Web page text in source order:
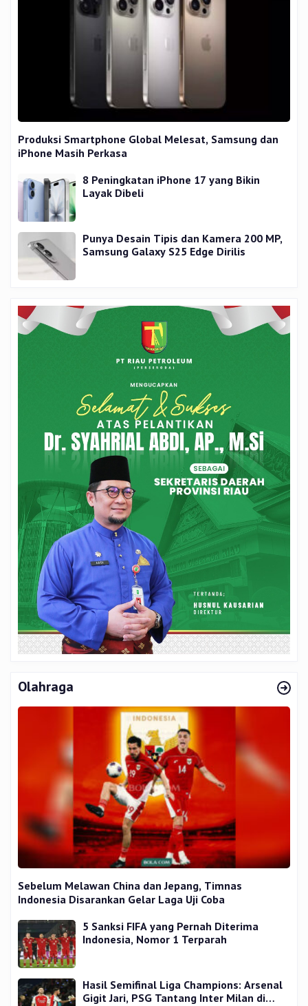
Produksi Smartphone Global Melesat, Samsung dan
iPhone Masih Perkasa
8 Peningkatan iPhone 17 yang Bikin
Layak Dibeli
Punya Desain Tipis dan Kamera 200 MP,
Samsung Galaxy S25 Edge Dirilis
Olahraga
Sebelum Melawan China dan Jepang, Timnas
Indonesia Disarankan Gelar Laga Uji Coba
5 Sanksi FIFA yang Pernah Diterima
Indonesia, Nomor 1 Terparah
Hasil Semifinal Liga Champions: Arsenal
Gigit Jari, PSG Tantang Inter Milan di